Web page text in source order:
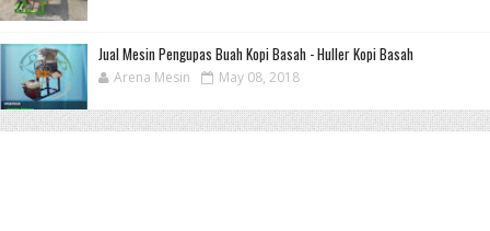
Jual Mesin Pengupas Buah Kopi Basah - Huller Kopi Basah
Arena Mesin May 08, 2018